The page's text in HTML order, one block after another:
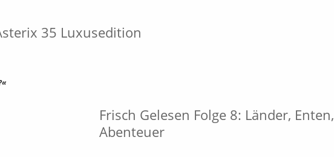
35 Luxusedition
Frisch Gelesen Folge 8: Länder, Enten,
Abenteuer